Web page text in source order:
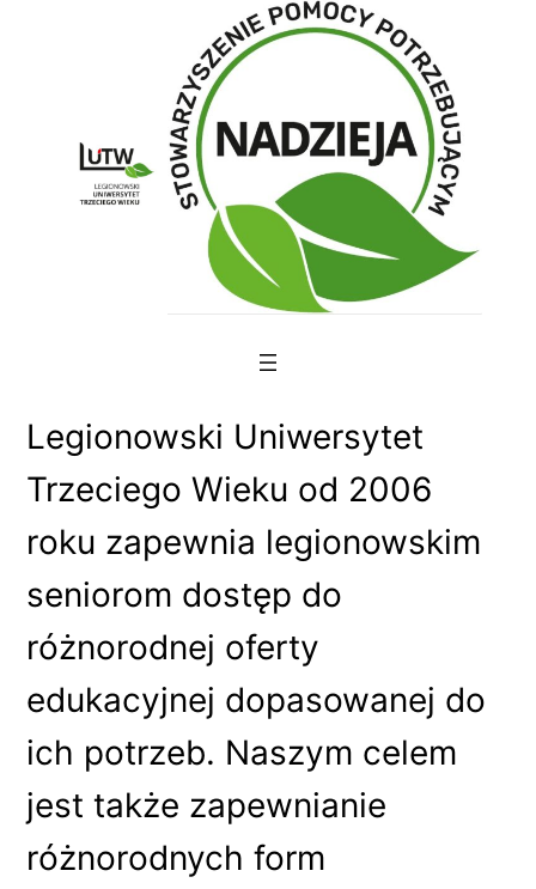
Legionowski Uniwersytet
Trzeciego Wieku od 2006
roku zapewnia legionowskim
seniorom dostęp do
różnorodnej oferty
edukacyjnej dopasowanej do
ich potrzeb. Naszym celem
jest także zapewnianie
różnorodnych form